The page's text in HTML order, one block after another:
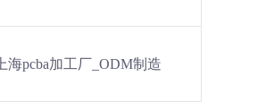
上海pcba加工厂_ODM制造